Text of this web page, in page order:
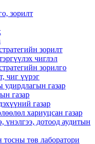
зорилт
зорилт
чиглэл
зорилго
чиг үүрэг
удирдлагын газар
газар
газар
хариуцсан газар
дотоод аудитын
тосны төв лаборатори